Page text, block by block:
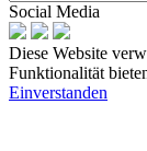
Social Media
Diese Website
Funktionalität
Einverstanden